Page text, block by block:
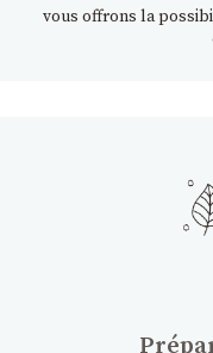
vous offrons la